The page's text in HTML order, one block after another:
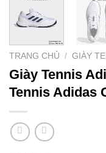
TRANG CHỦ / GIÀY
Giày Tennis
Tennis Adidas